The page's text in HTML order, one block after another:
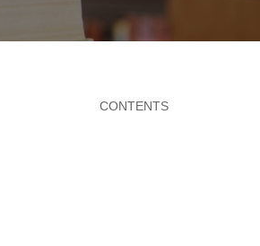
CONTENTS